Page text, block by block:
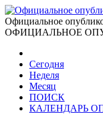
Официальное
ОФИЦИАЛЬНОЕ
Сегодня
Неделя
Месяц
ПОИСК
КАЛЕНДАРЬ